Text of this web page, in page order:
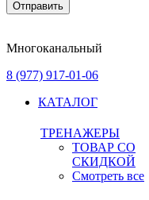
Многоканальный
8 (977) 917-01-06
КАТАЛОГ
ТРЕНАЖЕРЫ
ТОВАР СО
СКИДКОЙ
Смотреть все